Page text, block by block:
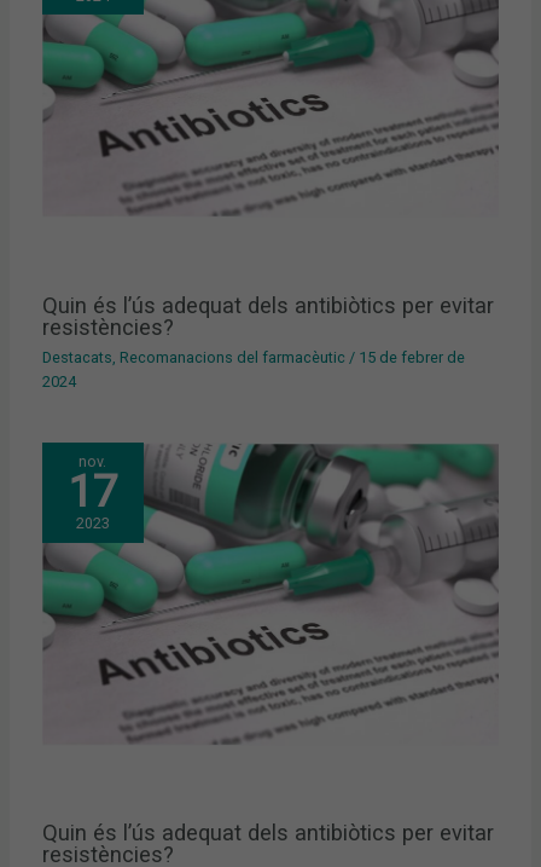
Quin és l’ús adequat dels antibiòtics per evitar
resistències?
Destacats, Recomanacions del farmacèutic / 15 de febrer de
2024
nov.
17
2023
Quin és l’ús adequat dels antibiòtics per evitar
resistències?